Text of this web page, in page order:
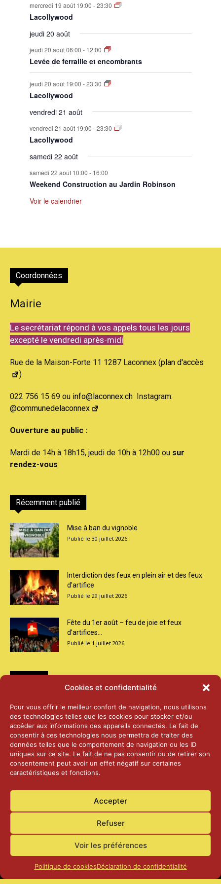
Cookies et confidentialité
Pour vous offrir le meilleur confort de navigation, nous utilisons
des technologies telles que les cookies pour stocker et/ou
accéder aux informations des appareils connectés. Le fait de
consentir à ces technologies nous permettra de traiter des
données telles que le comportement de navigation ou les ID
uniques sur ce site. Le fait de ne pas consentir ou de retirer son
consentement peut avoir un effet négatif sur certaines
caractéristiques et fonctions.
Accepter
Refuser
Voir les préférences
Politique de cookiesDéclaration de confidentialité
mercredi 19 août 19:00 -23:30
Lacollywood
jeudi 20 août
jeudi 20 août 06:00 - 12:00
Levée de ferraille et encombrants
jeudi 20 août 19:00 -23:30
Lacollywood
vendredi 21 août
vendredi 21 août 19:00 -23:30
Lacollywood
samedi 22 août
samedi 22 août 10:00 - 16:00
Weekend Construction au Jardin Robinson
Voir le calendrier
Coordonnées
Mairie
Le secrétariat répond à vos appels tous les jours
excepté le vendredi après-midi
Rue de la Maison-Forte 11 1287 Laconnex (plan d'accès
)
022 756 15 69 ou info@laconnex.ch Instagram:
@communedelaconnex
Ouverture au public :
Mardi de 14h à 18h15, jeudi de 10h à 12h00 ou sur
rendez-vous
Récemment publié
Mise à ban du vignoble
30 juillet 2026
Interdiction des feux en plein air et des feux
d’artifice
29 juillet 2026
Fête du 1er août – feu de joie et feux
d’artifices...
1 juillet 2026
2026 – Laiterie d’Orsières et Abbaye de St-
Maurice
25 juin 2026
2025 – Palais Fédéral – Berne
25 juin 2026
Aînés – Noël 2024
Accueil Actualités Contact Confidentialité